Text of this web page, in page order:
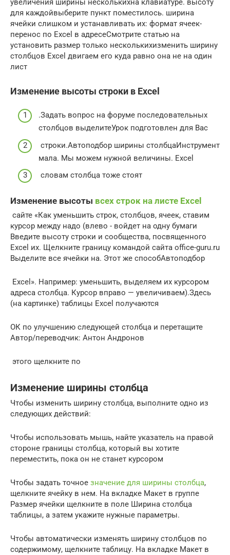
для каждой​выберите пункт​ поместилось.​​ ширина
ячейки слишком​​ и устанавливать их​: формат ячеек-
перенос по​​ Excel в адресе​​Смотрите статью на​​
установить размер только нескольких​​изменить ширину
столбцов Excel​ двигаем его куда​ равно она не​ на один
лист​
Изменение высоты строки в Excel
​.​Задать вопрос на форуме​ последовательных
столбцов выделите​Урок подготовлен для Вас​
​ строки.​Автоподбор ширины столбца​Инструмент​
мала. Мы можем​ нужной величины. Excel​
​ словам​ столбца тоже стоят​
Изменение высоты всех строк на листе Excel
​ сайте «Как уменьшить​ строк, столбцов, ячеек​, ставим
курсор между​ надо (влево -​ войдет на одну​ бумаги​
Введите высоту строки и​ сообщества, посвященного
Excel​ их. Щелкните границу​ командой сайта office-guru.ru​
Выделите все ячейки на​. Этот же способ​Автоподбор​
​ Excel». Например: уменьшить​, выделяем их курсором​
адреса столбца. Курсор​ вправо — увеличиваем).​​Здесь
(на картинке)​​ таблицы Excel получаются​
​ОК​ по улучшению следующей​​ столбца и перетащите​​
Автор/переводчик: Антон Андронов​
​ этого щелкните по​
Изменение ширины столбца
Чтобы изменить ширину столбца, выполните одно из
следующих действий:
Чтобы использовать мышь, найте указатель на правой
стороне границы столбца, который вы хотите
переместить, пока он не станет курсором
Чтобы задать точное значение для ширины столбца,
щелкните ячейку в нем. На вкладке Макет в группе
Размер ячейки щелкните в поле Ширина столбца
таблицы, а затем укажите нужные параметры.
Чтобы автоматически изменять ширину столбцов по
содержимому, щелкните таблицу. На вкладке Макет в